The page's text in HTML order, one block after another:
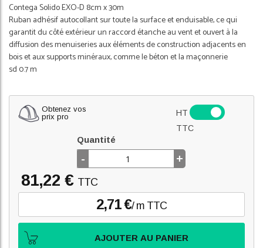
Contega Solido EXO-D 8cm x 30m
Ruban adhésif autocollant sur toute la surface et enduisable, ce qui
garantit du côté extérieur un raccord étanche au vent et ouvert à la
diffusion des menuiseries aux éléments de construction adjacents en
bois et aux supports minéraux, comme le béton et la maçonnerie
sd 0.7 m
Obtenez vos
prix pro
HT
TTC
Quantité
- +
81,22 € TTC
2,71 €/ m TTC
AJOUTER AU PANIER